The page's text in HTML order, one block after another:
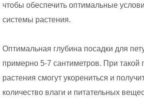
чтобы обеспечить оптимальные
системы растения.
Оптимальная глубина посадки для
примерно 5-7 сантиметров. При такой
растения смогут укорениться и
количество влаги и питательных